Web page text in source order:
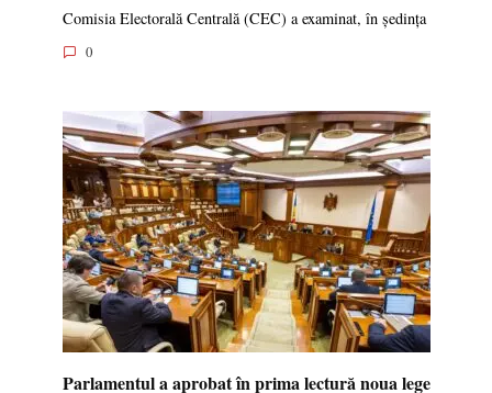
Comisia Electorală Centrală (CEC) a examinat, în ședința
0
Parlamentul a aprobat în prima lectură noua lege